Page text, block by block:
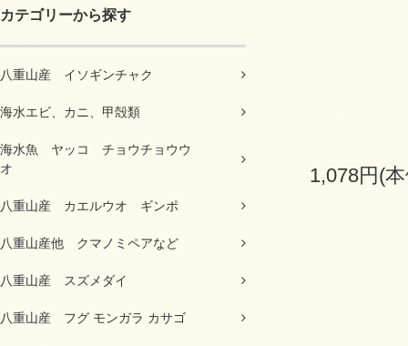
カテゴリーから探す
八重山産 イソギンチャク
海水エビ、カニ、甲殻類
海水魚 ヤッコ チョウチョウウ
オ
八重山産 カエルウオ ギンポ
八重山産他 クマノミペアなど
八重山産 スズメダイ
八重山産 フグ モンガラ カサゴ
1,078円(